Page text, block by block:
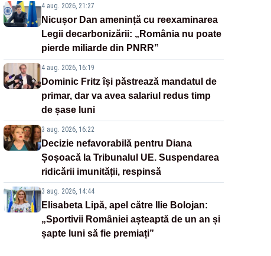
4 aug. 2026, 21:27
Nicușor Dan amenință cu reexaminarea
Legii decarbonizării: „România nu poate
pierde miliarde din PNRR”
4 aug. 2026, 16:19
Dominic Fritz își păstrează mandatul de
primar, dar va avea salariul redus timp
de șase luni
3 aug. 2026, 16:22
Decizie nefavorabilă pentru Diana
Șoșoacă la Tribunalul UE. Suspendarea
ridicării imunității, respinsă
3 aug. 2026, 14:44
Elisabeta Lipă, apel către Ilie Bolojan:
„Sportivii României așteaptă de un an și
șapte luni să fie premiați”